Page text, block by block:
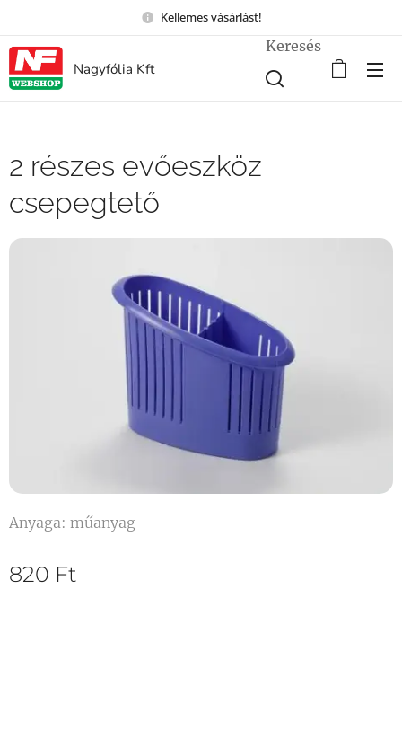
Kellemes vásárlást!
Nagyfólia Kft
Keresés
2 részes evőeszköz
csepegtető
Anyaga: műanyag
820 Ft